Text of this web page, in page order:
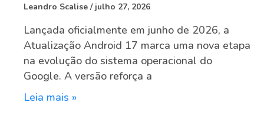
Leandro Scalise julho 27, 2026
Lançada oficialmente em junho de 2026, a
Atualização Android 17 marca uma nova etapa
na evolução do sistema operacional do
Google. A versão reforça a
Leia mais »